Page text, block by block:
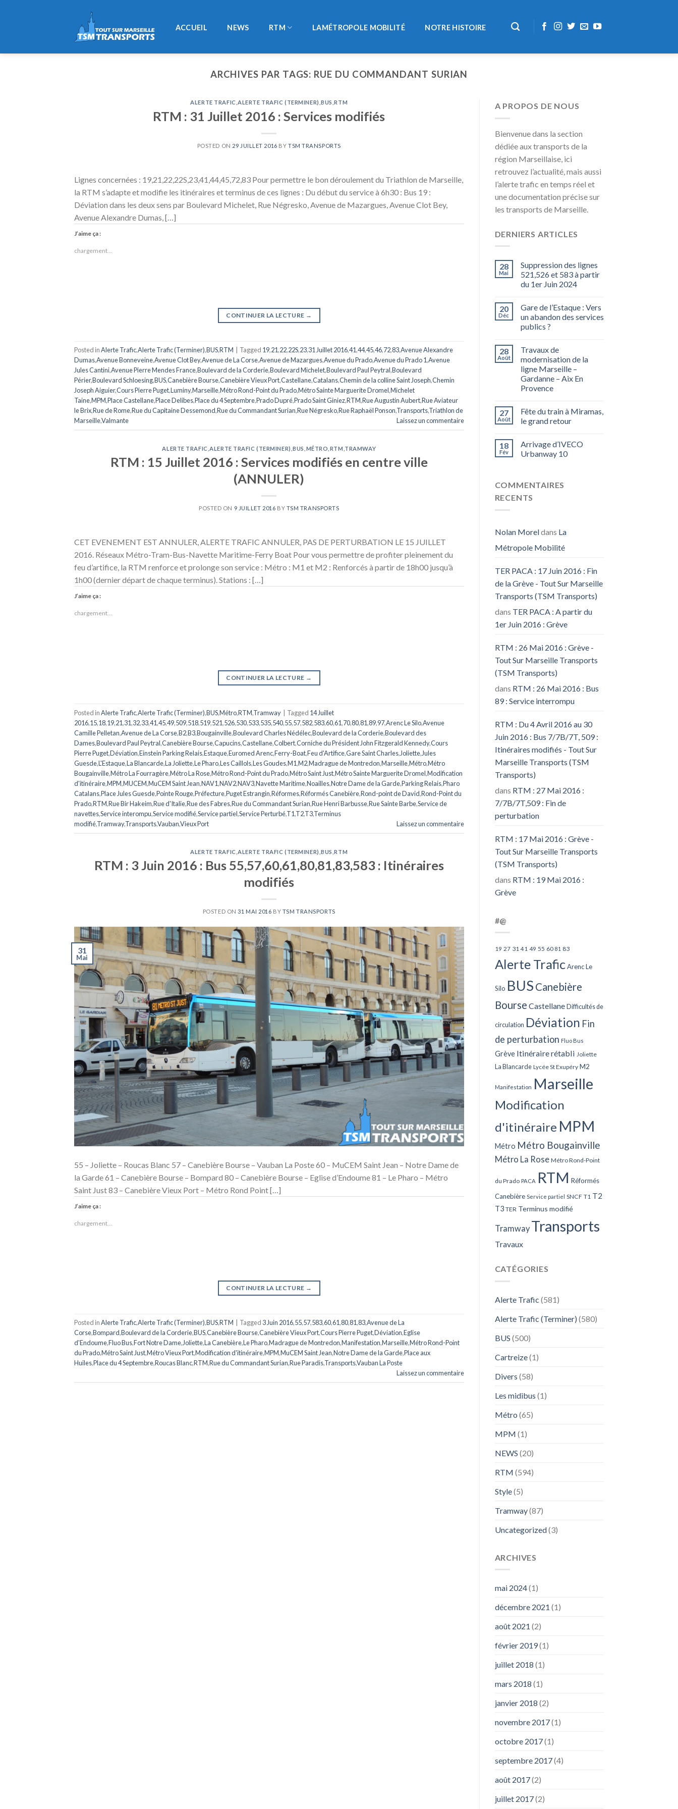
ACCUEIL NEWS RTM LAMÉTROPOLE MOBILITÉ NOTRE HISTOIRE
ARCHIVES PAR TAGS: RUE DU COMMANDANT SURIAN
ALERTE TRAFIC ,ALERTE TRAFIC (TERMINER) ,BUS ,RTM
RTM : 31 Juillet 2016 : Services modifiés
POSTED ON 29 JUILLET 2016 BY TSM TRANSPORTS
Lignes concernées : 19,21,22,22S,23,41,44,45,72,83 Pour permettre le bon déroulement du Triathlon de Marseille,
la RTM s’adapte et modifie les itinéraires et terminus de ces lignes : Du début du service à 6h30 : Bus 19 :
Déviation dans les deux sens par Boulevard Michelet, Rue Négresko, Avenue de Mazargues, Avenue Clot Bey,
Avenue Alexandre Dumas, […]
J’aime ça :
chargement…
CONTINUER LA LECTURE →
Posted inAlerte Trafic,Alerte Trafic (Terminer),BUS,RTM Tagged 19,21,22,22S,23,31 Juillet 2016,41,44,45,46,72,83,Avenue Alexandre
Dumas,Avenue Bonneveine,Avenue Clot Bey,Avenue de La Corse,Avenue de Mazargues,Avenue du Prado,Avenue du Prado 1,Avenue
Jules Cantini,Avenue Pierre Mendes France,Boulevard de la Corderie,Boulevard Michelet,Boulevard Paul Peytral,Boulevard
Périer,Boulevard Schloesing,BUS,Canebière Bourse,Canebière Vieux Port,Castellane,Catalans,Chemin de la colline Saint Joseph,Chemin
Joseph Aiguier,Cours Pierre Puget,Luminy,Marseille,Métro Rond-Point du Prado,Métro Sainte Marguerite Dromel,Michelet
Taine,MPM,Place Castellane,Place Delibes,Place du 4 Septembre,Prado Dupré,Prado Saint Giniez,RTM,Rue Augustin Aubert,Rue Aviateur
le Brix,Rue de Rome,Rue du Capitaine Dessemond,Rue du Commandant Surian,Rue Négresko,Rue Raphaël Ponson,Transports,Triathlon de
Marseille,Valmante Laissez un commentaire
ALERTE TRAFIC ,ALERTE TRAFIC (TERMINER) ,BUS MÉTRO RTM TRAMWAY
RTM : 15 Juillet 2016 : Services modifiés en centre ville
(ANNULER)
POSTED ON 9 JUILLET 2016 BY TSM TRANSPORTS
CET EVENEMENT EST ANNULER, ALERTE TRAFIC ANNULER, PAS DE PERTURBATION LE 15 JUILLET
2016. Réseaux Métro-Tram-Bus-Navette Maritime-Ferry Boat Pour vous permettre de profiter pleinement du
feu d’artifice, la RTM renforce et prolonge son service : Métro : M1 et M2 : Renforcés à partir de 18h00 jusqu’à
1h00 (dernier départ de chaque terminus). Stations : […]
J’aime ça :
chargement…
CONTINUER LA LECTURE →
Posted inAlerte Trafic,Alerte Trafic (Terminer),BUS,Métro,RTM,Tramway Tagged 14 Juillet
2016,15,18,19,21,31,32,33,41,45,49,509,518,519,521,526,530,533,535,540,55,57,582,583,60,61,70,80,81,89,97,Arenc Le Silo,Avenue
Camille Pelletan,Avenue de La Corse,B2,B3,Bougainville,Boulevard Charles Nédélec,Boulevard de la Corderie,Boulevard des
Dames,Boulevard Paul Peytral,Canebière Bourse,Capucins,Castellane,Colbert,Corniche du Président John Fitzgerald Kennedy,Cours
Pierre Puget,Déviation,Einstein Parking Relais,Estaque,Euromed Arenc,Ferry-Boat,Feu d'Artifice,Gare Saint Charles,Joliette,Jules
Guesde,L'Estaque,La Blancarde,La Joliette,Le Pharo,Les Caillols,Les Goudes,M1,M2,Madrague de Montredon,Marseille,Métro,Métro
Bougainville,Métro La Fourragère,Métro La Rose,Métro Rond-Point du Prado,Métro Saint Just,Métro Sainte Marguerite Dromel,Modification
d'itinéraire,MPM,MUCEM,MuCEM Saint Jean,NAV1,NAV2,NAV3,Navette Maritime,Noailles,Notre Dame de la Garde,Parking Relais,Pharo
Catalans,Place Jules Guesde,Pointe Rouge,Préfecture,Puget Estrangin,Réformes,Réformés Canebière,Rond-point de David,Rond-Point du
Prado,RTM,Rue Bir Hakeim,Rue d'Italie,Rue des Fabres,Rue du Commandant Surian,Rue Henri Barbusse,Rue Sainte Barbe,Service de
navettes,Service interompu,Service modifié,Service partiel,Service Perturbé,T1,T2,T3,Terminus
modifié,Tramway,Transports,Vauban,Vieux Port Laissez un commentaire
ALERTE TRAFIC ALERTE TRAFIC (TERMINER) ,BUS ,RTM
RTM : 3 Juin 2016 : Bus 55,57,60,61,80,81,83,583 : Itinéraires
modifiés
POSTED ON31 MAI 2016 BY TSM TRANSPORTS
31
Mai
55 – Joliette – Roucas Blanc 57 – Canebière Bourse – Vauban La Poste 60 – MuCEM Saint Jean – Notre Dame de
la Garde 61 – Canebière Bourse – Bompard 80 – Canebière Bourse – Eglise d’Endoume 81 – Le Pharo – Métro
Saint Just 83 – Canebière Vieux Port – Métro Rond Point […]
J’aime ça :
chargement…
CONTINUER LA LECTURE →
Posted inAlerte Trafic,Alerte Trafic (Terminer),BUS,RTM Tagged 3 Juin 2016,55,57,583,60,61,80,81,83,Avenue de La
Corse,Bompard,Boulevard de la Corderie,BUS,Canebière Bourse,Canebière Vieux Port,Cours Pierre Puget,Déviation,Eglise
d'Endoume,Fluo Bus,Fort Notre Dame,Joliette,La Canebière,Le Pharo,Madrague de Montredon,Manifestation,Marseille,Métro Rond-Point
du Prado,Métro Saint Just,Métro Vieux Port,Modification d'itinéraire,MPM,MuCEM Saint Jean,Notre Dame de la Garde,Place aux
Huiles,Place du 4 Septembre,Roucas Blanc,RTM,Rue du Commandant Surian,Rue Paradis,Transports,Vauban La Poste
Laissez un commentaire
A PROPOS DE NOUS
Bienvenue dans la section
dédiée aux transports de la
région Marseillaise, ici
retrouvez l’actualité, mais aussi
l’alerte trafic en temps réel et
une documentation précise sur
les transports de Marseille.
DERNIERS ARTICLES
28
Mai
Suppression des lignes
521,526 et 583 à partir
du 1er Juin 2024
20
Déc
Gare de l’Estaque : Vers
un abandon des services
publics ?
28
Août
Travaux de
modernisation de la
ligne Marseille –
Gardanne – Aix En
Provence
27
Août
Fête du train à Miramas,
le grand retour
18
Fév
Arrivage d’IVECO
Urbanway 10
COMMENTAIRES
RECENTS
Nolan Moreldans La
Métropole Mobilité
TER PACA : 17 Juin 2016 : Fin
de la Grève - Tout Sur Marseille
Transports (TSM Transports)
dans TER PACA : A partir du
1er Juin 2016 : Grève
RTM : 26 Mai 2016 : Grève -
Tout Sur Marseille Transports
(TSM Transports)
dans RTM : 26 Mai 2016 : Bus
89 : Service interrompu
RTM : Du 4 Avril 2016 au 30
Juin 2016 : Bus 7/7B/7T, 509 :
Itinéraires modifiés - Tout Sur
Marseille Transports (TSM
Transports)
dans RTM : 27 Mai 2016 :
7/7B/7T,509 : Fin de
perturbation
RTM : 17 Mai 2016 : Grève -
Tout Sur Marseille Transports
(TSM Transports)
dans RTM : 19 Mai 2016 :
Grève
#@
19 27 31 41 49 55 60 81 83
Alerte Trafic Arenc Le
Silo BUS Canebière
Bourse Castellane Difficultés de
circulation Déviation Fin
de perturbation Fluo Bus
Grève Itinéraire rétabli Joliette
La Blancarde Lycée St Exupéry M2
Manifestation Marseille
Modification
d'itinéraire MPM
Métro Métro Bougainville
Métro La Rose Métro Rond-Point
du Prado PACA RTM Réformés
Canebière Service partiel SNCF T1 T2
T3 TER Terminus modifié
Tramway Transports
Travaux
CATÉGORIES
Alerte Trafic (581)
Alerte Trafic (Terminer) (580)
BUS (500)
Cartreize(1)
Divers (58)
Les midibus (1)
Métro (65)
MPM (1)
NEWS (20)
RTM (594)
Style(5)
Tramway(87)
Uncategorized(3)
ARCHIVES
mai 2024(1)
décembre 2021 (1)
août 2021 (2)
février 2019(1)
juillet 2018 (1)
mars 2018 (1)
janvier 2018 (2)
novembre 2017(1)
octobre 2017(1)
septembre 2017(4)
août 2017(2)
juillet 2017(2)